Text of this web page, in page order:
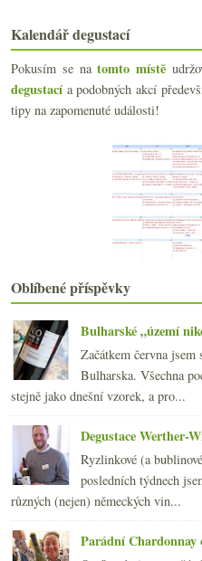
►ledna(19)
► 2022
► 2021 (239)
►
►2011(252)
►2010(249)
►2009(249)
►2008(270)
►2007(108)
Kalendář degustací
Pokusím se natomto místě
degustacía podobných akcí
tipy na zapomenuté události!
Oblíbené příspěvky
Bulharské „území
Začátkem června
Bulharska. Všechna
stejně jako dnešní vzorek, a pro...
Degustace Werther-
Ryzlinkové (a
posledních týdnech
různých (nejen) německých vin...
Parádní